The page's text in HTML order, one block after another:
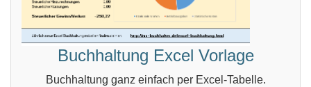
Buchhaltung Excel Vorlage
Buchhaltung ganz einfach per Excel-Tabelle.